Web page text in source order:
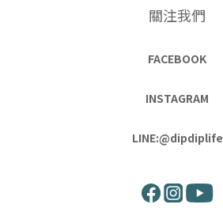
關注我們
FACEBOOK
INSTAGRAM
LINE:@dipdiplife